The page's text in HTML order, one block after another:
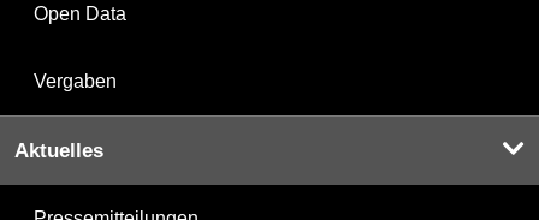
Open Data
Vergaben
Aktuelles